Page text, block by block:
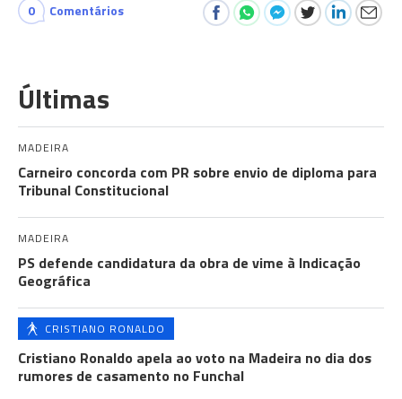
0 Comentários
Últimas
MADEIRA
Carneiro concorda com PR sobre envio de diploma para
Tribunal Constitucional
MADEIRA
PS defende candidatura da obra de vime à Indicação
Geográfica
CRISTIANO RONALDO
Cristiano Ronaldo apela ao voto na Madeira no dia dos
rumores de casamento no Funchal